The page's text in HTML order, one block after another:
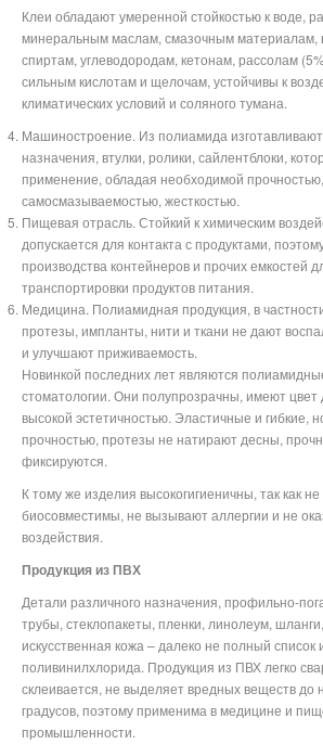
Клеи обладают умеренной стойкостью к воде,
минеральным маслам, смазочным материалам,
спиртам, углеводородам, кетонам, рассолам
сильным кислотам и щелочам, устойчивы к
климатических условий и соляного тумана.
Машиностроение. Из полиамида
назначения, втулки, ролики, сайлентблоки,
применение, обладая необходимой прочностью,
самосмазываемостью, жесткостью.
Пищевая отрасль. Стойкий к химическим
допускается для контакта с продуктами,
производства контейнеров и прочих емкостей
транспортировки продуктов питания.
Медицина. Полиамидная продукция, в
протезы, импланты, нити и ткани не дают
и улучшают приживаемость.
Новинкой последних лет являются
стоматологии. Они полупрозрачны, имеют
высокой эстетичностью. Эластичные и гибкие,
прочностью, протезы не натирают десны,
фиксируются.
К тому же изделия высокогигиеничны, так как
биосовместимы, не вызывают аллергии и не
воздействия.
Продукция из ПВХ
Детали различного назначения, профильно-
трубы, стеклопакеты, пленки, линолеум,
искусственная кожа – далеко не полный список
поливинилхлорида. Продукция из ПВХ легко
склеивается, не выделяет вредных веществ до
градусов, поэтому применима в медицине и
промышленности.